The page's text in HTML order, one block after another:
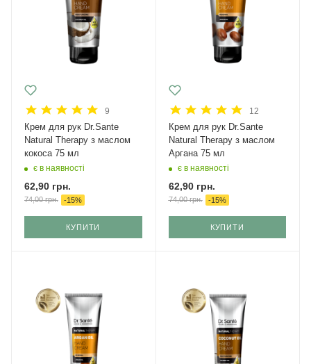
9
Крем для рук Dr.Sante
Natural Therapy з маслом
кокоса 75 мл
є в наявності
62,90 грн.
74,00грн. -15%
КУПИТИ
12
Крем для рук Dr.Sante
Natural Therapy з маслом
Аргана 75 мл
є в наявності
62,90грн.
74,00грн. -15%
КУПИТИ